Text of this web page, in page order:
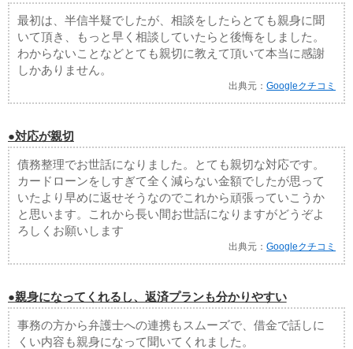
最初は、半信半疑でしたが、相談をしたらとても親身に聞
いて頂き、もっと早く相談していたらと後悔をしました。
わからないことなどとても親切に教えて頂いて本当に感謝
しかありません。
出典元：Googleクチコミ
●対応が親切
債務整理でお世話になりました。とても親切な対応です。
カードローンをしすぎて全く減らない金額でしたが思って
いたより早めに返せそうなのでこれから頑張っていこうか
と思います。これから長い間お世話になりますがどうぞよ
ろしくお願いします
出典元：Googleクチコミ
●親身になってくれるし、返済プランも分かりやすい
事務の方から弁護士への連携もスムーズで、借金で話しに
くい内容も親身になって聞いてくれました。